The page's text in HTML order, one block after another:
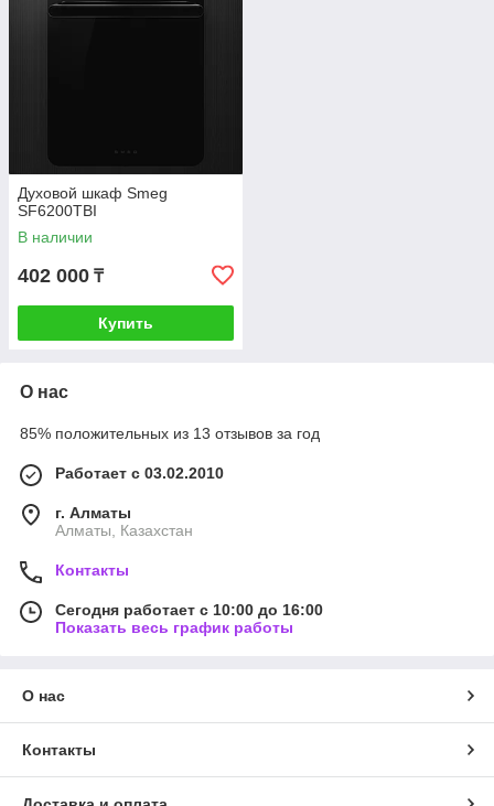
Духовой шкаф Smeg
SF6200TBI
В наличии
402 000 ₸
Купить
О нас
85% положительных из 13 отзывов за год
Работает с 03.02.2010
г. Алматы
Алматы, Казахстан
Контакты
Сегодня работает с 10:00 до 16:00
Показать весь график работы
О нас
Контакты